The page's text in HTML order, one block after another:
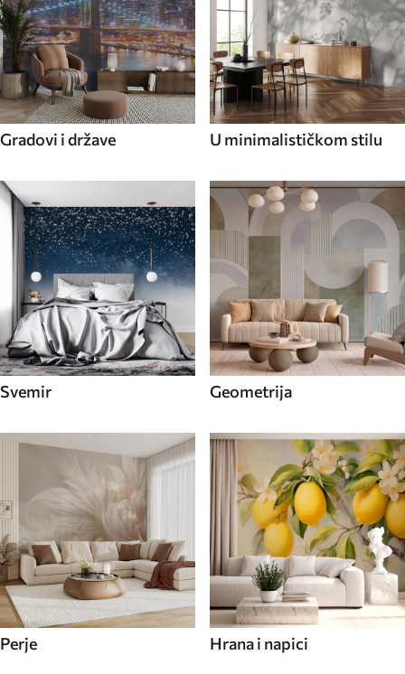
Gradovi i države U minimalističkom stilu
Svemir Geometrija
Perje Hrana i napici